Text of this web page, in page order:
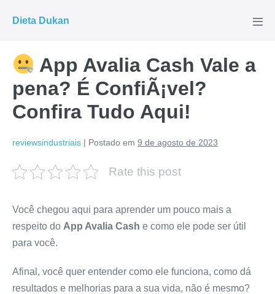
para
conteúdo
Dieta Dukan
App Avalia Cash Vale a
pena? É ConfiÃ¡vel?
Confira Tudo Aqui!
reviewsindustriais | Postado em 9 de agosto de 2023
Rate this post
Você chegou aqui para aprender um pouco mais a
respeito do App Avalia Cash e como ele pode ser útil
para você.
Afinal, você quer entender como ele funciona, como dá
resultados e melhorias para a sua vida, não é mesmo?